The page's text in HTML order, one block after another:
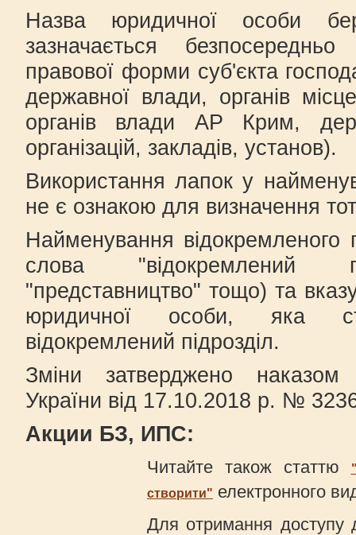
Назва юридичної особи
зазначається безпосередньо
правової форми суб'єкта
державної влади, органів
органів влади АР Крим,
організацій, закладів, установ).
Використання лапок у
не є ознакою для визначення
Найменування відокремленого
слова "відокремлений
"представництво" тощо) та
юридичної особи, яка
відокремлений підрозділ.
Зміни затверджено наказом
України від 17.10.2018 р. №
Акции БЗ, ИПС:
Читайте також статтю
створити" електронного
Для отримання доступу